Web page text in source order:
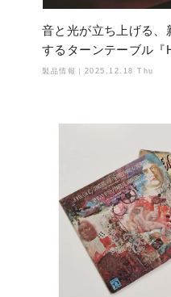
音と光が立ち上げる、
するターンテーブル『
製品情報｜ 2025.12.18 Thu